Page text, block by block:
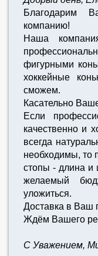
Благодарим
компанию!
Наша
фигурными
хоккейные
сможем.
Касательно
Если
качественно и
всегда
необходимы, то
стопы - длина и
желаемый
уложиться.
Доставка в Ваш
Ждём Вашего
С Уважением,